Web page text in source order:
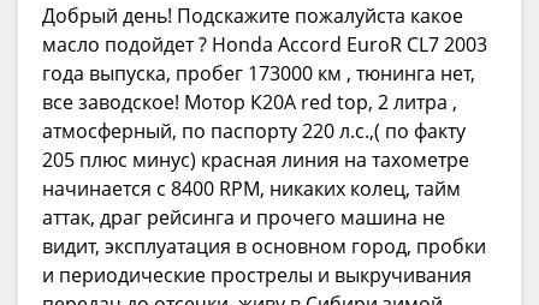
Добрый день! Подскажите пожалуйста какое
масло подойдет ? Honda Accord EuroR CL7 2003
года выпуска, пробег 173000 км , тюнинга нет,
все заводское! Мотор К20А red top, 2 литра ,
атмосферный, по паспорту 220 л.с.,( по факту
205 плюс минус) красная линия на тахометре
начинается с 8400 RPM, никаких колец, тайм
аттак, драг рейсинга и прочего машина не
видит, эксплуатация в основном город, пробки
и периодические прострелы и выкручивания